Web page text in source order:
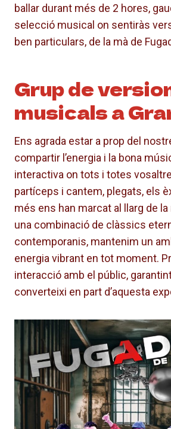
ballar durant més de 2 hores,
selecció musical on sentiràs
ben particulars, de la mà de
Grup de
musicals a
Ens agrada estar a prop del
compartir l’energia i la bona
interactiva on tots i totes
partíceps i cantem, plegats, els
més ens han marcat al llarg de
una combinació de clàssics
contemporanis, mantenim un
energia vibrant en tot moment.
interacció amb el públic,
converteixi en part d’aquesta